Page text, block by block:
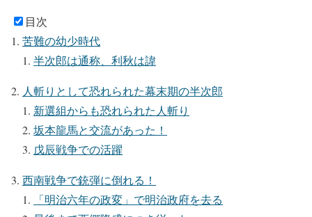
目次
苦難の幼少時代
半次郎は通称、利秋は諱
人斬りとして恐れられた幕末期の半次郎
新選組からも恐れられた人斬り
坂本龍馬と交流があった！
戊辰戦争での活躍
西南戦争で銃弾に倒れる！
「明治六年の政変」で明治政府を去る